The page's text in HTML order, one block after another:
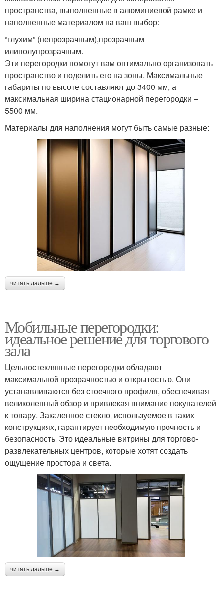
пространства, выполненные в алюминиевой рамке и
наполненные материалом на ваш выбор:
“глухим” (непрозрачным),прозрачным
илиполупрозрачным.
Эти перегородки помогут вам оптимально организовать
пространство и поделить его на зоны. Максимальные
габариты по высоте составляют до 3400 мм, а
максимальная ширина стационарной перегородки –
5500 мм.
Материалы для наполнения могут быть самые разные:
читать дальше →
Мобильные перегородки:
идеальное решение для торгового
зала
Цельностеклянные перегородки обладают
максимальной прозрачностью и открытостью. Они
устанавливаются без стоечного профиля, обеспечивая
великолепный обзор и привлекая внимание покупателей
к товару. Закаленное стекло, используемое в таких
конструкциях, гарантирует необходимую прочность и
безопасность. Это идеальные витрины для торгово-
развлекательных центров, которые хотят создать
ощущение простора и света.
читать дальше →